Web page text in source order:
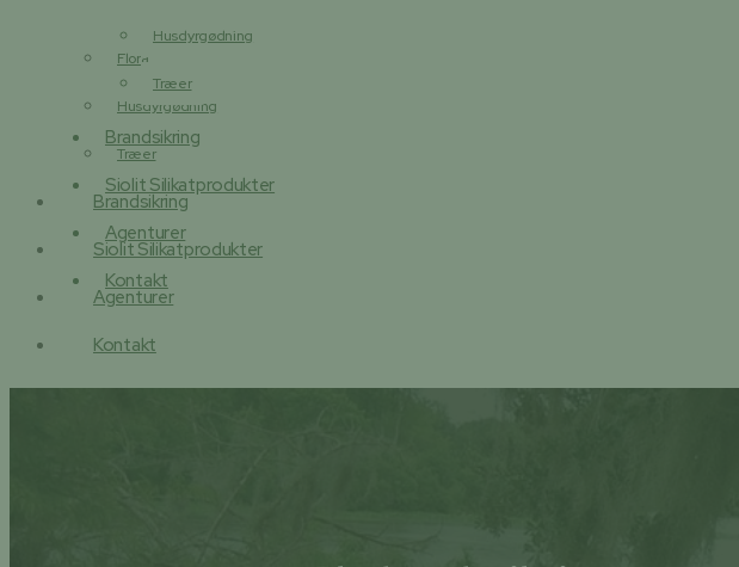
Husdyrgødning
Træer
Brandsikring
Siolit Silikatprodukter
Agenturer
Kontakt
Flora
Husdyrgødning
Træer
Brandsikring
Siolit Silikatprodukter
Agenturer
Kontakt